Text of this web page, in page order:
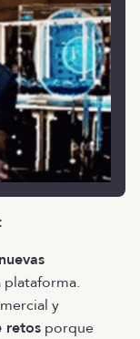
plataforma.
y
retos porque